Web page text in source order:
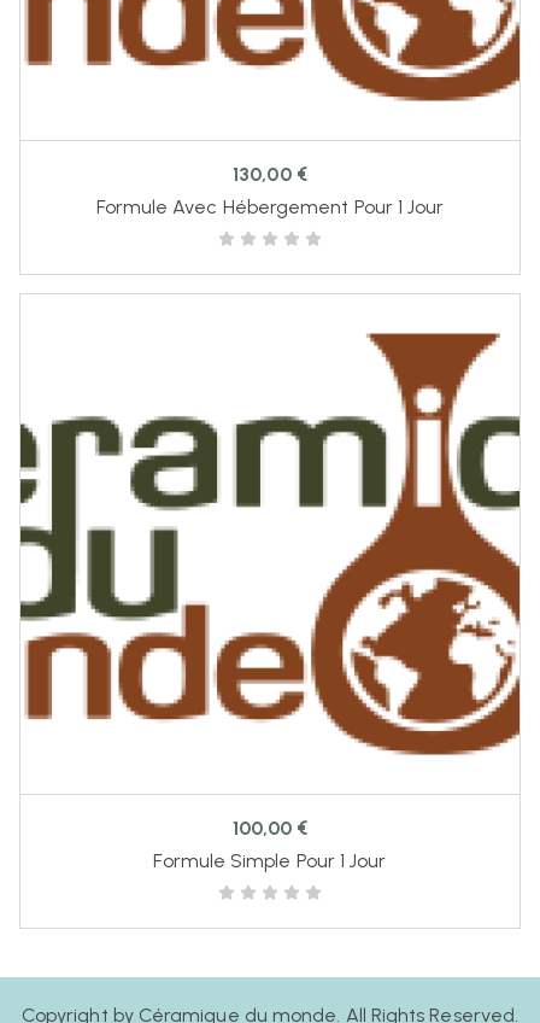
130,00 €
Formule Avec Hébergement Pour 1 Jour
100,00 €
Formule Simple Pour 1 Jour
Copyright by Céramique du monde. All Rights Reserved.